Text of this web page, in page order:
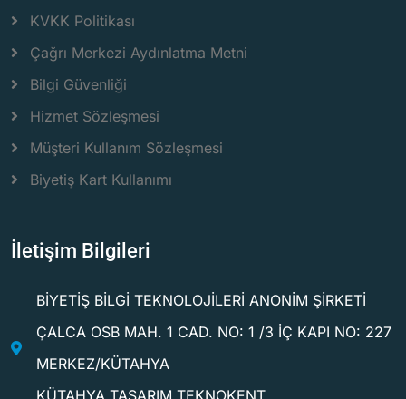
KVKK Politikası
Çağrı Merkezi Aydınlatma Metni
Bilgi Güvenliği
Hizmet Sözleşmesi
Müşteri Kullanım Sözleşmesi
Biyetiş Kart Kullanımı
İletişim Bilgileri
BİYETİŞ BİLGİ TEKNOLOJİLERİ ANONİM ŞİRKETİ
ÇALCA OSB MAH. 1 CAD. NO: 1 /3 İÇ KAPI NO: 227
MERKEZ/KÜTAHYA